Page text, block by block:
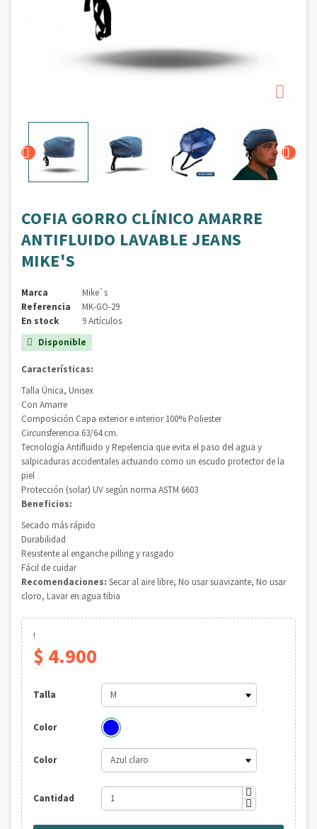

 
COFIA GORRO CLÍNICO AMARRE
ANTIFLUIDO LAVABLE JEANS
MIKE'S
Marca
Mike`s
Referencia
MK-GO-29
En stock
9 Artículos
 Disponible
Características:
Talla Única, Unisex
Con Amarre
Composición Capa exterior e interior 100% Poliester
Circunsferencia 63/64 cm.
Tecnología Antifluido y Repelencia que evita el paso del agua y
salpicaduras accidentales actuando como un escudo protector de la
piel
Protección (solar) UV según norma ASTM 6603
Beneficios:
Secado más rápido
Durabilidad
Resistente al enganche pilling y rasgado
Fácil de cuidar
Recomendaciones: Secar al aire libre, No usar suavizante, No usar
cloro, Lavar en agua tibia
!
$ 4.900
Talla
Color
Color
Cantidad